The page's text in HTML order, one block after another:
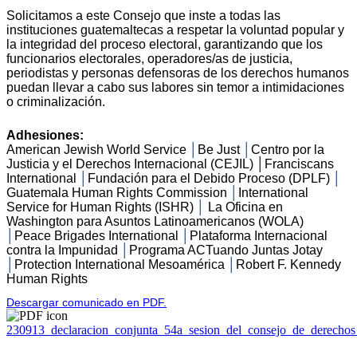
Solicitamos a este Consejo que inste a todas las
instituciones guatemaltecas a respetar la voluntad popular y
la integridad del proceso electoral, garantizando que los
funcionarios electorales, operadores/as de justicia,
periodistas y personas defensoras de los derechos humanos
puedan llevar a cabo sus labores sin temor a intimidaciones
o criminalización.
Adhesiones:
American Jewish World Service
Be Just
Centro por la
Justicia y el Derechos Internacional (CEJIL) │Franciscans
International
Fundación para el Debido Proceso (DPLF)
Guatemala Human Rights Commission
International
Service for Human Rights (ISHR)
La Oficina en
Washington para Asuntos Latinoamericanos (WOLA)
Peace Brigades International
Plataforma Internacional
contra la Impunidad
Programa ACTuando Juntas Jotay
Protection International Mesoamérica
Robert F. Kennedy
Human Rights
Descargar comunicado en PDF.